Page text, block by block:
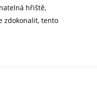
hřiště,
zdokonalit, tento